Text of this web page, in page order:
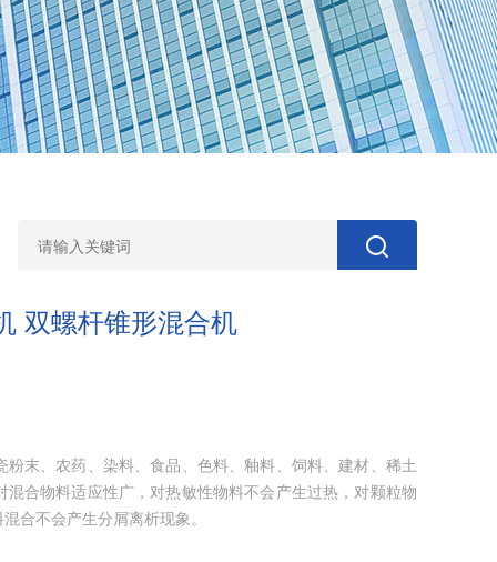
双螺杆锥形混合机
末、农药、染料、食品、色料、釉料、饲料、建材、稀土
合物料适应性广，对热敏性物料不会产生过热，对颗粒物
合不会产生分屑离析现象。